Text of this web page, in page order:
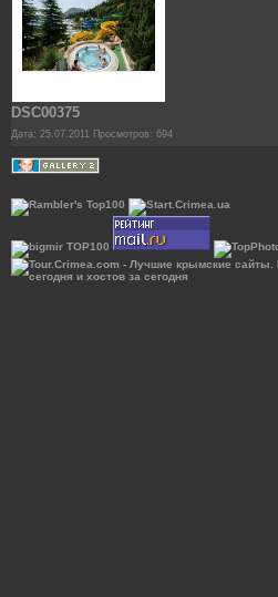
DSC00375
Дата: 25.07.2011 Просмотров: 694